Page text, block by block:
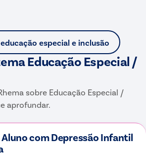
educação especial e inclusão
Educação Especial /
sobre Educação Especial /
aprofundar.
com Depressão Infantil